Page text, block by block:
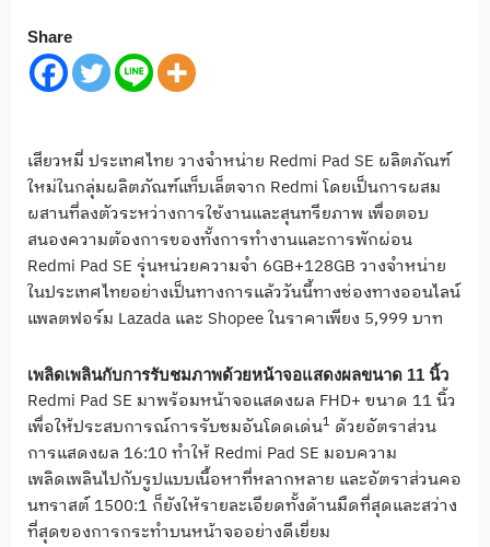
Share
เสียวหมี่ ประเทศไทย วางจำหน่าย Redmi Pad SE ผลิตภัณฑ์
ใหม่ในกลุ่มผลิตภัณฑ์แท็บเล็ตจาก Redmi โดยเป็นการผสม
ผสานที่ลงตัวระหว่างการใช้งานและสุนทรียภาพ เพื่อตอบ
สนองความต้องการของทั้งการทำงานและการพักผ่อน
Redmi Pad SE รุ่นหน่วยความจำ 6GB+128GB วางจำหน่าย
ในประเทศไทยอย่างเป็นทางการแล้ววันนี้ทางช่องทางออนไลน์
แพลตฟอร์ม Lazada และ Shopeeในราคาเพียง 5,999 บาท
เพลิดเพลินกับการรับชมภาพด้วยหน้าจอแสดงผลขนาด 11 นิ้ว
Redmi Pad SE มาพร้อมหน้าจอแสดงผล FHD+ ขนาด 11นิ้ว
เพื่อให้ประสบการณ์การรับชมอันโดดเด่น1 ด้วยอัตราส่วน
การแสดงผล 16:10 ทำให้ Redmi Pad SE มอบความ
เพลิดเพลินไปกับรูปแบบเนื้อหาที่หลากหลาย และอัตราส่วนคอ
นทราสต์1500:1 ก็ยังให้รายละเอียดทั้งด้านมืดที่สุดและสว่าง
ที่สุดของการกระทำบนหน้าจออย่างดีเยี่ยม